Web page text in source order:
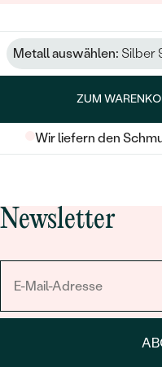
Metall auswählen: Silber
ZUM
Wir liefern den
Newsletter